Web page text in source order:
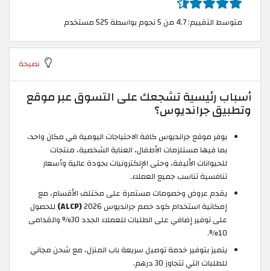
متوسط التقييم: 4.7 من 5 نجوم بواسطة 525 مستخدم
نصيحة
أسباب رئيسية تشجعك على التسوق عبر موقع
وتطبيق جرانديوس؟
يوفر موقع جرانديوس كافة الاحتياجات اليومية في مكان واحد،
بما فيها مستلزمات الأطفال، العناية الشخصية، منتجات
للحيوانات الأليفة، وحتى الإلكترونيات بجودة عالية وأسعار
تنافسية تناسب جميع العملاء.
يقدم عروض وخصومات مستمرة على مختلف الأقسام، مع
إمكانية استخدام كود خصم جرانديوس 2026
(ALCP)
للحصول
على توفير إضافي على الطلبات للعملاء الجدد 30% والقدامى
10%.
يتميز بتوفير خدمة توصيل سريعة باب المنزل، مع شحن مجاني
للطلبات التي تتجاوز 30 درهم.